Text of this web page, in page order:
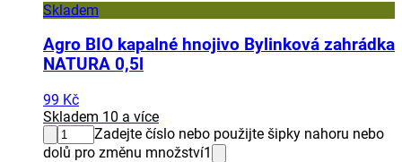
Skladem
Agro BIO kapalné hnojivo Bylinková zahrádka
NATURA 0,5l
99 Kč
Skladem 10 a více
Zadejte číslo nebo použijte šipky nahoru nebo
dolů pro změnu množství1